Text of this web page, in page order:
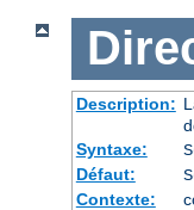
Description:
Syntaxe:
Défaut:
Contexte: